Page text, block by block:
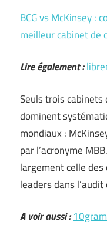
BCG vs McKinsey :
meilleur cabinet de
Lire également :
Seuls trois
dominent
mondiaux :
par l’acronyme
largement celle
leaders dans
A voir aussi :